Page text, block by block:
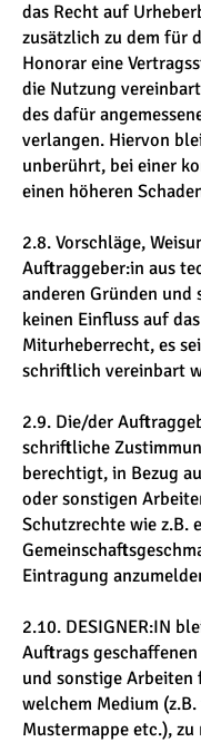
das Recht auf
zusätzlich zu dem für
Honorar eine
die Nutzung
des dafür
verlangen. Hiervon
unberührt, bei einer
einen höheren
2.8. Vorschläge,
Auftraggeber:in aus
anderen Gründen und
keinen Einfluss auf
Miturheberrecht, es
schriftlich vereinbart
2.9. Die/der
schriftliche
berechtigt, in Bezug
oder sonstigen
Schutzrechte wie z.B.
Eintragung
2.10. DESIGNER:IN
Auftrags
und sonstige
welchem Medium
Mustermappe etc.),